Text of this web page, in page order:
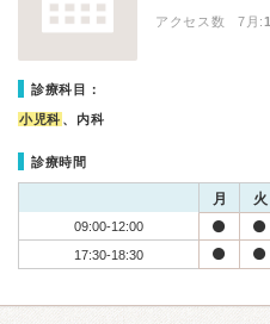
アクセス数 7月:1
診療科目：
小児科 、内科
診療時間
月 火
09:00-12:00
17:30-18:30